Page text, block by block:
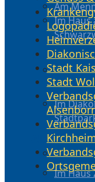
Am
Im Haus
Im
Im
Albisheim
Im Haus
Im Haus
Stadt
Stadt